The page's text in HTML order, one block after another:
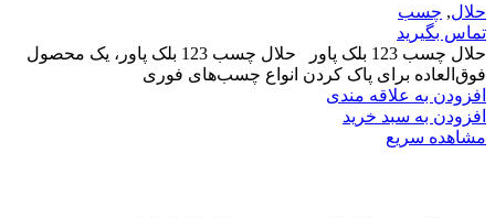
حلال, چسب
تماس بگیرید
حلال چسب 123 بلک پاور حلال چسب 123 بلک پاور، یک محصول
فوق‌العاده برای پاک کردن انواع چسب‌های فوری
افزودن به علاقه مندی
افزودن به سبد خرید
مشاهده سریع